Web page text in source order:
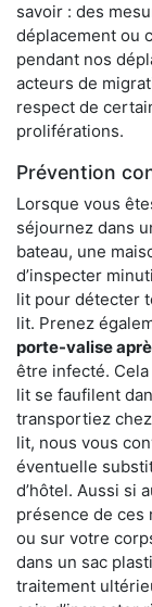
savoir : des
déplacement ou
pendant nos
acteurs de
respect de
proliférations.
Prévention
Lorsque vous
séjournez dans
bateau, une
d’inspecter
lit pour détecter
lit. Prenez
porte-valise
être infecté.
lit se faufilent
transportiez
lit, nous vous
éventuelle
d’hôtel. Aussi si
présence de ces
ou sur votre
dans un sac
traitement